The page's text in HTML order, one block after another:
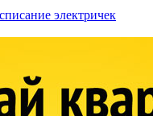
электричек